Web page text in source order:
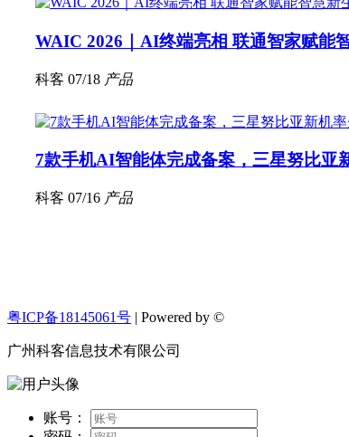
WAIC 2026｜AI终端亮相 联通智家赋能
科客 07/18 产品
7款手机AI智能体完成备案，三星努比亚
科客 07/16 产品
粤ICP备18145061号 | Powered by ©
广州科客信息技术有限公司
账号：